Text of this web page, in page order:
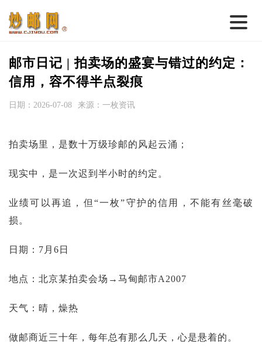
首 页
邮票行情
钱币行情
热点话题
邮币卡苑
邮市日记 | 拍卖场的盛宴与错过的约定：
信用，容不得半点裂痕
日期：2026-07-08 来源：一枚资讯
拍卖场里，是数十万级珍邮的风起云涌；
现实中，是一次迟到半小时的约定。
业绩可以再追，但“一枚”守护的信用，不能有丝毫破
损。
日期：7月6日
地点：北京某拍卖会场→马甸邮市A2007
天气：晴，燥热
做邮商近三十年，每年总有那么几天，心是悬着的。